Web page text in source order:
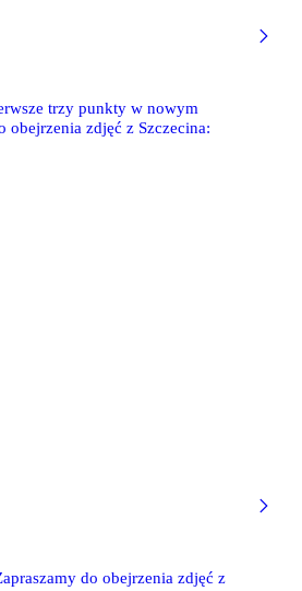
trzy punkty w nowym
obejrzenia zdjęć z Szczecina:
do obejrzenia zdjęć z